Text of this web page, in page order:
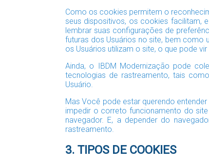
Como os cookies permitem o
seus dispositivos, os cookies facilitam,
lembrar suas configurações de
futuras dos Usuários no site, bem
os Usuários utilizam o site, o que pode
Ainda, o IBDM Modernização pode
tecnologias de rastreamento, tais
Usuário.
Mas Você pode estar querendo
impedir o correto funcionamento do
navegador. E, a depender do
rastreamento.
3. TIPOS DE COOKIES